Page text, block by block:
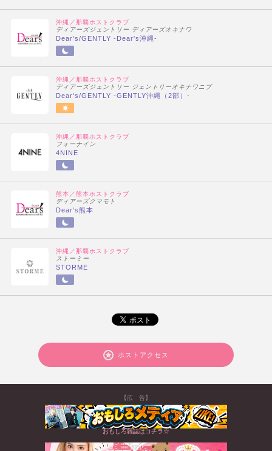
沖縄／那覇ホストクラブ
ディアーズジェントリー ディアーズオキナワ
Dear's/GENTLY -Dear's沖縄-
沖縄／那覇ホストクラブ
ディアーズジェントリー ジェントリーオキナワニブ
Dear's/GENTLY -GENTLY沖縄（2部）-
沖縄／那覇ホストクラブ
フォーナイン
4NINE
熊本／熊本ホストクラブ
ディアーズクマモト
Dear's熊本
沖縄／那覇ホストクラブ
ストーミー
STORME
ホストアクセス
【広 告】
おもしろ雑誌はコチラ☆